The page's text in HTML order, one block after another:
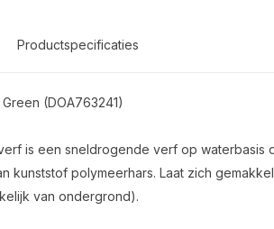
Productspecificaties
(DOA763241)
is een sneldrogende verf op waterbasis
kunststof polymeerhars. Laat zich
van ondergrond).